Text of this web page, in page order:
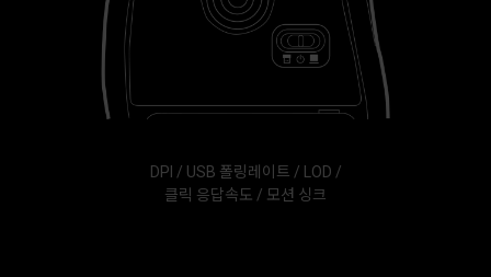
DPI / USB 폴링레이트 / LOD /
클릭 응답속도 / 모션 싱크